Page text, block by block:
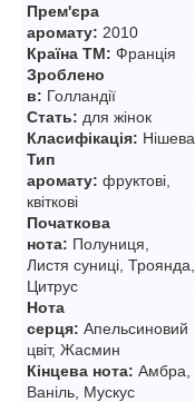
Прем'єра
аромату: 2010
Країна ТМ: Франція
Зроблено
в: Голландії
Стать: для жінок
Класифікація: Нішева
Тип
аромату: фруктові,
квіткові
Початкова
нота: Полуниця,
Листя суниці, Троянда,
Цитрус
Нота
серця: Апельсиновий
цвіт, Жасмин
Кінцева нота: Амбра,
Ваніль, Мускус